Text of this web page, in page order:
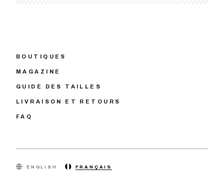
BOUTIQUES
MAGAZINE
GUIDE DES TAILLES
LIVRAISON ET RETOURS
FAQ
ENGLISH FRANÇAIS